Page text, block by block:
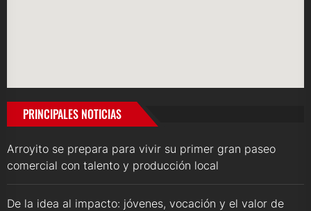
PRINCIPALES NOTICIAS
Arroyito se prepara para vivir su primer gran paseo
comercial con talento y producción local
De la idea al impacto: jóvenes, vocación y el valor de